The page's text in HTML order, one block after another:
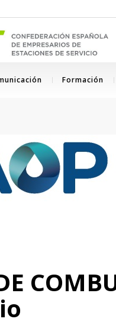
Formación